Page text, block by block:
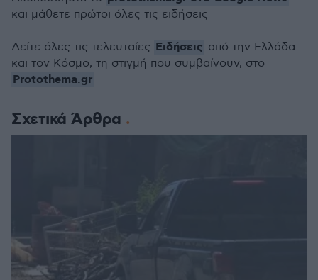
Σχετικά Άρθρα
και μάθετε πρώτοι όλες τις ειδήσεις
Δείτε όλες τις τελευταίες Ειδήσεις από την Ελλάδα
και τον Κόσμο, τη στιγμή που συμβαίνουν, στο
Protothema.gr